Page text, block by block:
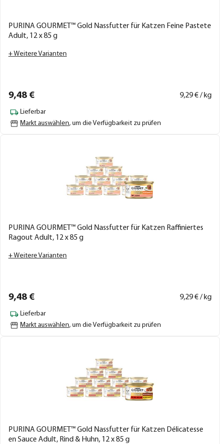
PURINA GOURMET™ Gold Nassfutter für Katzen Feine Pastete
Adult, 12 x 85 g
+ Weitere Varianten
9,48 € 9,29€ / kg
Lieferbar
Markt auswählen, um die Verfügbarkeit zu prüfen
PURINA GOURMET™ Gold Nassfutter für Katzen Raffiniertes
Ragout Adult, 12 x 85 g
+ Weitere Varianten
9,48 € 9,29€ / kg
Lieferbar
Markt auswählen, um die Verfügbarkeit zu prüfen
PURINA GOURMET™ Gold Nassfutter für Katzen Délicatesse
en Sauce Adult, Rind & Huhn, 12 x 85 g